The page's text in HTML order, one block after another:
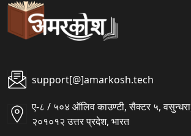
support[@]amarkosh.tech
ए-८ / ५०४ ऑलिव काउण्टी, सैक्टर ५, वसुन्धरा,
२०१०१२ उत्तर प्रदेश, भारत